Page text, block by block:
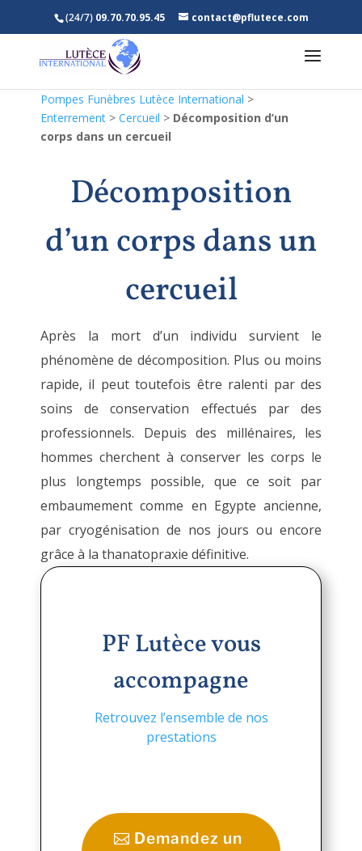
(24/7) 09.70.70.95.45 contact@pflutece.com
Pompes Funèbres Lutèce International >
Enterrement > Cercueil > Décomposition d’un
corps dans un cercueil
Décomposition
d’un corps dans un
cercueil
Après la mort d’un individu survient le
phénomène de décomposition. Plus ou moins
rapide, il peut toutefois être ralenti par des
soins de conservation effectués par des
professionnels. Depuis des millénaires, les
hommes cherchent à conserver les corps le
plus longtemps possible, que ce soit par
embaumement comme en Egypte ancienne,
par cryogénisation de nos jours ou encore
grâce à la thanatopraxie définitive.
PF Lutèce vous
accompagne
Retrouvez l’ensemble de nos
prestations
Demandez un